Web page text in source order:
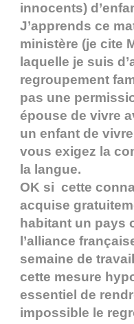
innocents)
J’apprends ce
ministère (je cite
laquelle je suis
regroupement
pas une
épouse de vivre
un enfant de
vous exigez la
la langue.
OK si cette
acquise
habitant un pays
l’alliance
semaine de
cette mesure
essentiel de
impossible le